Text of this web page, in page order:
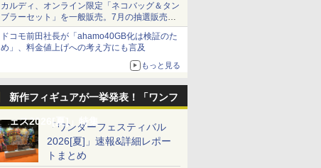
カルディ、オンライン限定「ネコバッグ＆タン
ブラーセット」を一般販売。7月の抽選販売の
当選無効分
ドコモ前田社長が「ahamo40GB化は検証のた
め」、料金値上げへの考え方にも言及
もっと見る
新作フィギュアが一挙発表！「ワンフ
ェス2026[夏]」特集「ワンダーフェスティバル
2026[夏]」速報&詳細レポー
トまとめ